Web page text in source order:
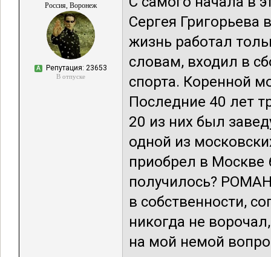
Россия, Воронеж
А Репутация: 23653
В отпуске
Сергея
жизнь работал
словам, входил в
спорта. Коренной
Последние 40 лет
20 из них был
одной из
приобрел в Москве
получилось?
в собственности,
никогда не
на мой немой